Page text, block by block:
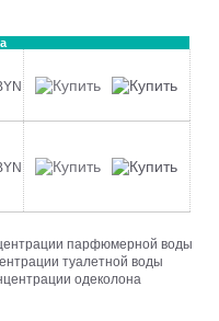
парфюмерной воды
туалетной воды
одеколона